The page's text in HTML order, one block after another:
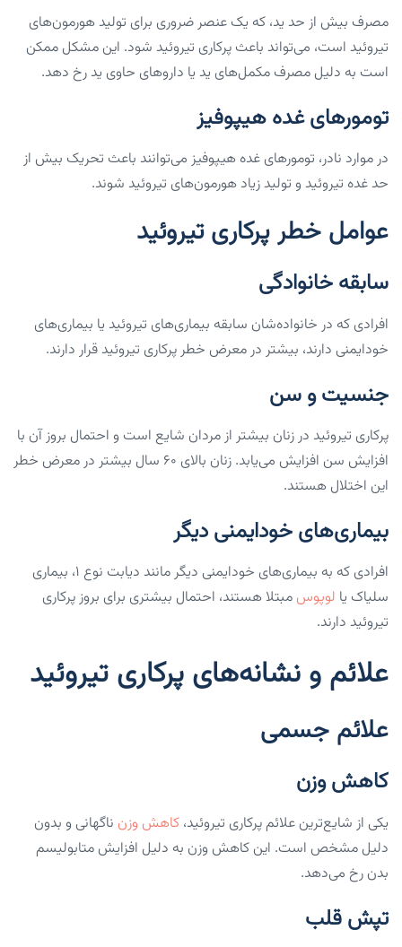
مصرف بیش از حد ید، که یک عنصر ضروری برای تولید هورمون‌های
تیروئید است، می‌تواند باعث پرکاری تیروئید شود. این مشکل ممکن
است به دلیل مصرف مکمل‌های ید یا داروهای حاوی ید رخ دهد.
تومورهای غده هیپوفیز
در موارد نادر، تومورهای غده هیپوفیز می‌توانند باعث تحریک بیش از
حد غده تیروئید و تولید زیاد هورمون‌های تیروئید شوند.
عوامل خطر پرکاری تیروئید
سابقه خانوادگی
افرادی که در خانواده‌شان سابقه بیماری‌های تیروئید یا بیماری‌های
خودایمنی دارند، بیشتر در معرض خطر پرکاری تیروئید قرار دارند.
جنسیت و سن
پرکاری تیروئید در زنان بیشتر از مردان شایع است و احتمال بروز آن با
افزایش سن افزایش می‌یابد. زنان بالای ۶۰ سال بیشتر در معرض خطر
این اختلال هستند.
بیماری‌های خودایمنی دیگر
افرادی که به بیماری‌های خودایمنی دیگر مانند دیابت نوع ۱، بیماری
سلیاک یا لوپوس مبتلا هستند، احتمال بیشتری برای بروز پرکاری
تیروئید دارند.
علائم و نشانه‌های پرکاری تیروئید
علائم جسمی
کاهش وزن
یکی از شایع‌ترین علائم پرکاری تیروئید، کاهش وزن ناگهانی و بدون
دلیل مشخص است. این کاهش وزن به دلیل افزایش متابولیسم
بدن رخ می‌دهد.
تپش قلب